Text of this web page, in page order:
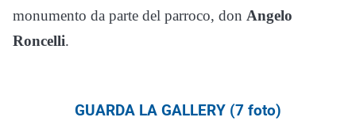
monumento da parte del parroco, don Angelo
Roncelli.
GUARDA LA GALLERY (7 foto)